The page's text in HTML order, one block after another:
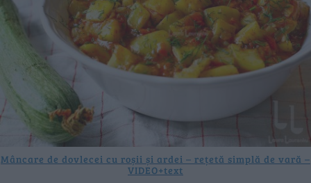
Mâncare de dovlecei cu roșii și ardei – rețetă simplă de vară –
VIDEO+text